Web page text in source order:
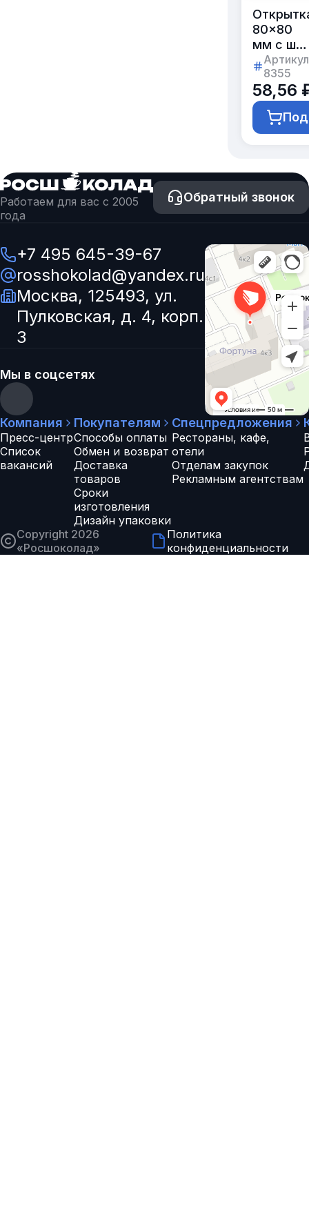
80×80
мм с
5г
с8355
58,56
Под
Работаем для вас с 2005
года
Обратный звонок
+7 495 645-39-67
rosshokolad@yandex.ru
Москва, 125493, ул.
Пулковская, д. 4, корп.
3
Мы в соцсетях
Компания
Пресс-центр
Список
вакансий
Покупателям
Способы оплаты
Обмен и возврат
Доставка
товаров
Сроки
изготовления
Дизайн упаковки
Спецпредложения
Рестораны, кафе,
отели
Отделам закупок
Рекламным агентствам
Copyright 2026
«Росшоколад»
Политика
конфиденциальности